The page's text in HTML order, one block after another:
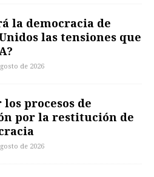
la democracia de
las tensiones que
de 2026
procesos de
por la restitución de
de 2026